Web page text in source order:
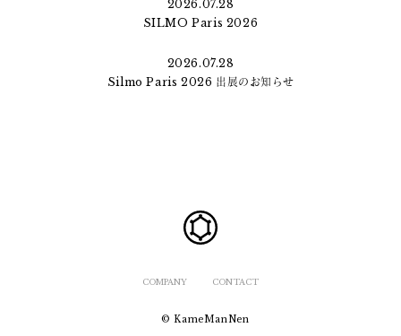
2026.07.28
SILMO Paris 2026
2026.07.28
Silmo Paris 2026 出展のお知らせ
COMPANY CONTACT
© KameManNen